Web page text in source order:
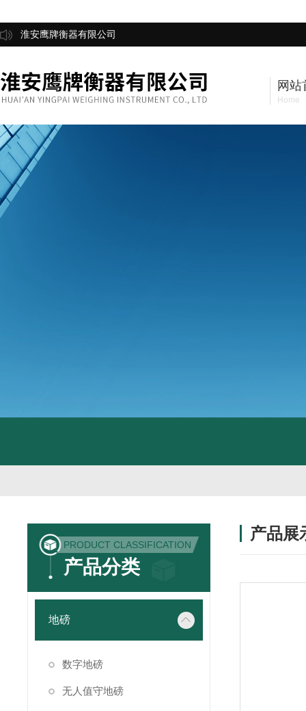
淮安鹰牌衡器有限公司
网站
Home
PRODUCT CLASSIFICATION
产品分类
地磅
数字地磅
无人值守地磅
产品展